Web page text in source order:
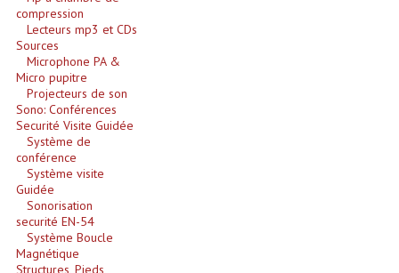
compression
Lecteurs mp3 et CDs
Sources
Microphone PA &
Micro pupitre
Projecteurs de son
Sono: Conférences
Securité Visite Guidée
Système de
conférence
Système visite
Guidée
Sonorisation
securité EN-54
Système Boucle
Magnétique
Structures, Pieds,